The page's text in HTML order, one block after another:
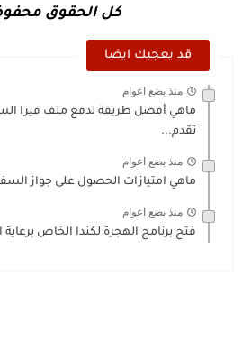
كل الحقوق
قد يعجبك ايضا
منذ بضع اعوام
ماهي أفضل طريقة لدفع ملف فيزا
تقدم...
منذ بضع اعوام
ماهي امتيازات الحصول على جواز
منذ بضع اعوام
فتح برنامج الهجرة لكندا الخاص